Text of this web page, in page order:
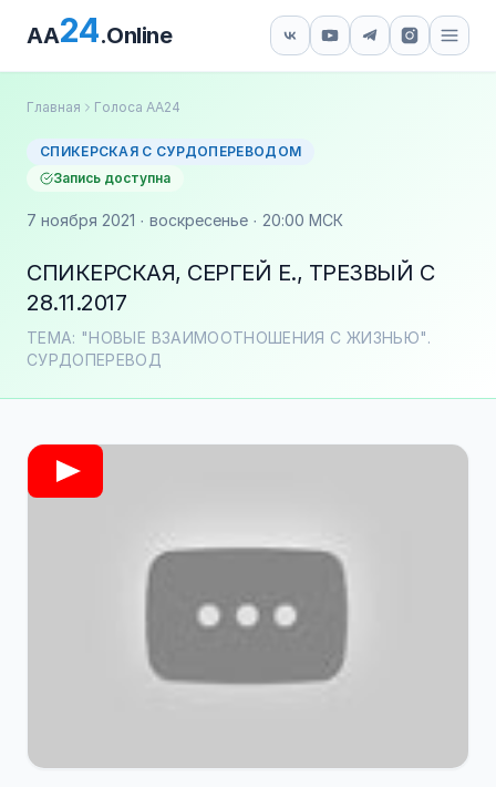
AA24.Online
Главная Голоса АА24
СПИКЕРСКАЯ С СУРДОПЕРЕВОДОМ
Запись доступна
7 ноября 2021 · воскресенье · 20:00 МСК
СПИКЕРСКАЯ, СЕРГЕЙ Е., ТРЕЗВЫЙ С
28.11.2017
ТЕМА: "НОВЫЕ ВЗАИМООТНОШЕНИЯ С ЖИЗНЬЮ".
СУРДОПЕРЕВОД